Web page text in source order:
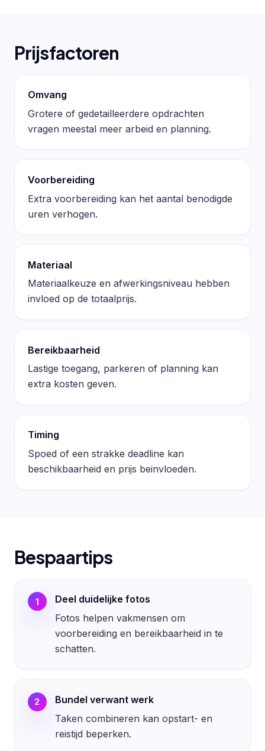
Prijsfactoren
Omvang
Grotere of gedetailleerdere opdrachten
vragen meestal meer arbeid en planning.
Voorbereiding
Extra voorbereiding kan het aantal benodigde
uren verhogen.
Materiaal
Materiaalkeuze en afwerkingsniveau hebben
invloed op de totaalprijs.
Bereikbaarheid
Lastige toegang, parkeren of planning kan
extra kosten geven.
Timing
Spoed of een strakke deadline kan
beschikbaarheid en prijs beinvloeden.
Bespaartips
1
Deel duidelijke fotos
Fotos helpen vakmensen om
voorbereiding en bereikbaarheid in te
schatten.
2
Bundel verwant werk
Taken combineren kan opstart- en
reistijd beperken.